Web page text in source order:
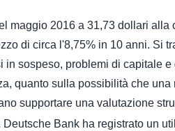
maggio 2016 a 31,73 dollari
di circa l'8,75% in 10 anni. Si
sospeso, problemi di capitale
quanto sulla possibilità che
supportare una valutazione
Bank ha registrato un